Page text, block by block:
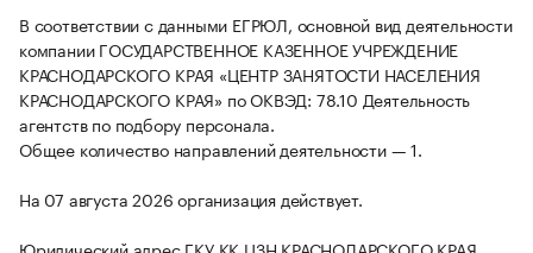
В соответствии с данными ЕГРЮЛ, основной вид деятельности
компании ГОСУДАРСТВЕННОЕ КАЗЕННОЕ УЧРЕЖДЕНИЕ
КРАСНОДАРСКОГО КРАЯ «ЦЕНТР ЗАНЯТОСТИ НАСЕЛЕНИЯ
КРАСНОДАРСКОГО КРАЯ» по ОКВЭД: 78.10 Деятельность
агентств по подбору персонала.
Общее количество направлений деятельности — 1.
На 07 августа 2026 организация действует.